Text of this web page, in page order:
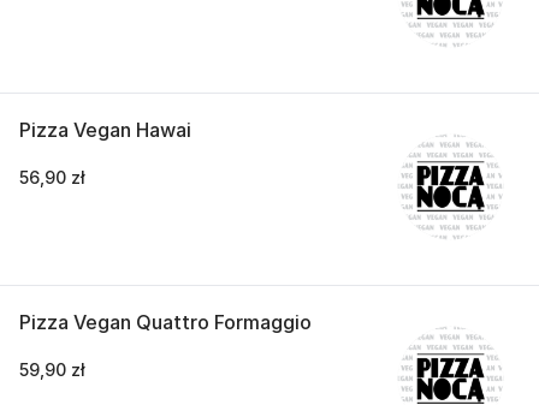
Pizza Vegan Hawai
56,90 zł
Pizza Vegan Quattro Formaggio
59,90 zł